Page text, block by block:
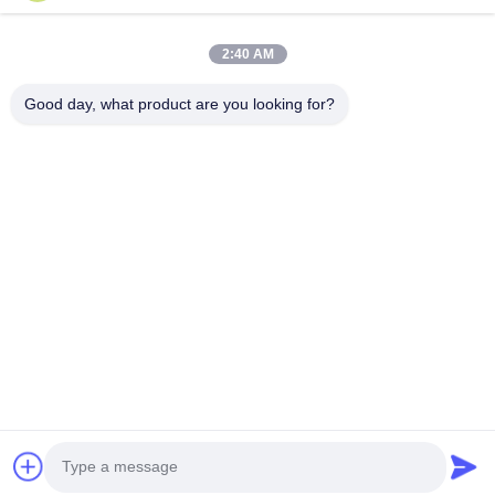
Technology Co.,Ltd . Alle rechten voorbehoudena.
2:40 AM
Good day, what product are you looking for?